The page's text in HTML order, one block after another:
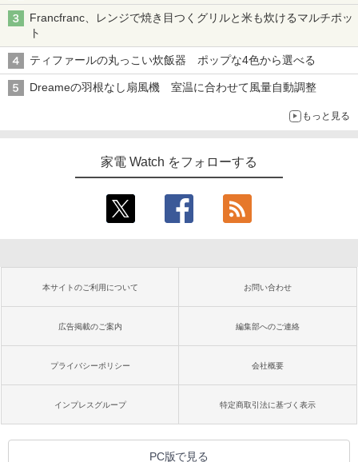
Francfranc、レンジで焼き目つくグリルと米も炊けるマルチポッ
ト
ティファールの丸っこい炊飯器 ポップな4色から選べる
Dreameの羽根なし扇風機 室温に合わせて風量自動調整
もっと見る
家電 Watch をフォローする
本サイトのご利用について お問い合わせ
広告掲載のご案内 編集部へのご連絡
プライバシーポリシー 会社概要
インプレスグループ 特定商取引法に基づく表示
PC版で見る